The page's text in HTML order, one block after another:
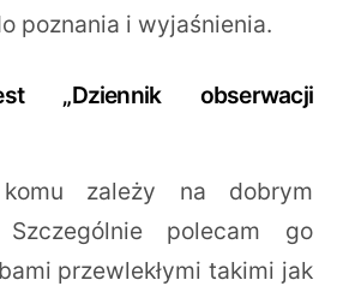
poznania i wyjaśnienia.
„Dziennik obserwacji
zależy na dobrym
Szczególnie polecam go
przewlekłymi takimi jak